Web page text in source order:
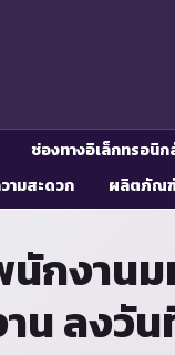
ช่องทางอิเล็กทรอนิ
ามสะดวก ผลิตภัณฑ์
นักงา
น ลงวั